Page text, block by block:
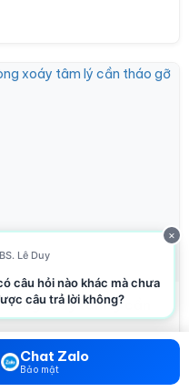
xoáy tâm lý cần
×
BS. Lê Duy
câu hỏi nào khác mà chưa
câu trả lời không?
Chat Zalo
Bảo mật